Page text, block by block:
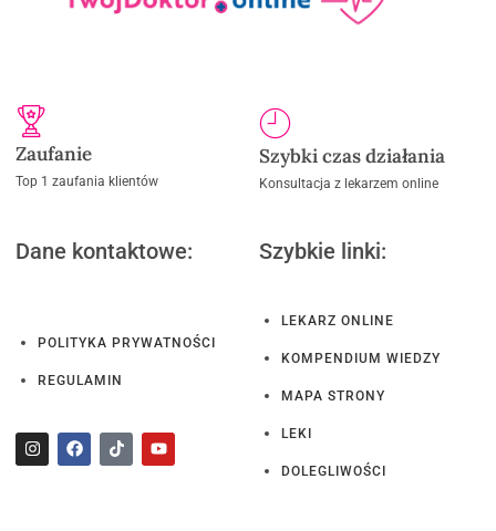
Zaufanie
Top 1 zaufania klientów
Szybki czas działania
Konsultacja z lekarzem online
Dane kontaktowe:
POLITYKA PRYWATNOŚCI
REGULAMIN
Szybkie linki:
LEKARZ ONLINE
KOMPENDIUM WIEDZY
MAPA STRONY
LEKI
DOLEGLIWOŚCI